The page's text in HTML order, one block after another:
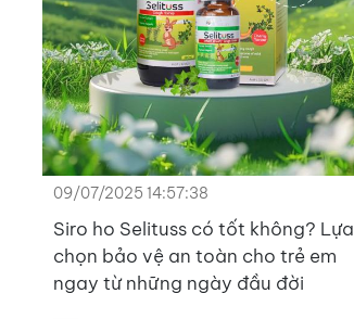
09/07/2025 14:57:38
Siro ho Selituss có tốt không? Lựa
chọn bảo vệ an toàn cho trẻ em
ngay từ những ngày đầu đời